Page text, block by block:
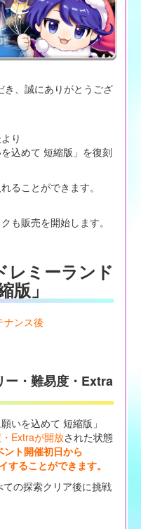
き、誠にありがとうござ
り
込めて 短縮版」を復刻
ることができます。
も販売を開始します。
ミーランド
版」
ナンス後
ー・難易度・Extra
いを込めて 短縮版」
Extraが開放された状態
ント開催初日から
ることができます。
の探索クリア後に挑戦